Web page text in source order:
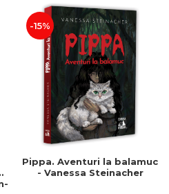
-15%
Pippa. Aventuri la balamuc
- Vanessa Steinacher